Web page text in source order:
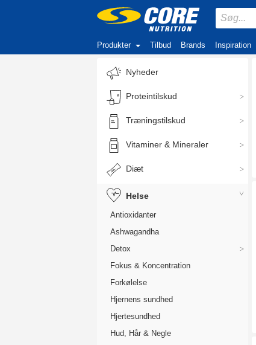
Produkter Tilbud Brands Inspiration
Nyheder
Proteintilskud
Træningstilskud
Vitaminer & Mineraler
Diæt
Helse
Antioxidanter
Ashwagandha
Detox
Fokus & Koncentration
Forkølelse
Hjernens sundhed
Hjertesundhed
Hud, Hår & Negle